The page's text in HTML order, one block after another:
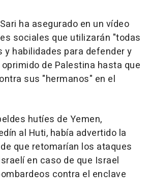
ha asegurado en un vídeo
sociales que utilizarán "todas
y habilidades para defender y
de Palestina hasta que
sus "hermanos" en el
hutíes de Yemen,
al Huti, había advertido la
que retomarían los ataques
en caso de que Israel
contra el enclave